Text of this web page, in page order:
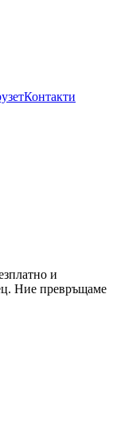
Контакти
и
. Ние превръщаме